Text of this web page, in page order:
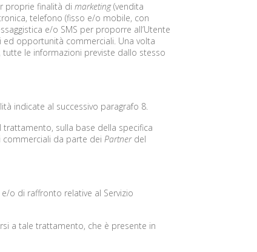
proprie finalità di marketing(vendita
telefono (fisso e/o mobile, con
e/o SMS per proporre all’Utente
opportunità commerciali. Una volta
tutte le informazioni previste dallo stesso
indicate al successivo paragrafo 8.
sulla base della specifica
commerciali da parte dei Partnerdel
o di raffronto relative al Servizio
a tale trattamento, che è presente in